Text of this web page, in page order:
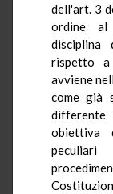
dell'art. 3
ordine al
disciplina
rispetto
avviene
come già
obiettiva